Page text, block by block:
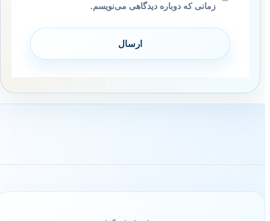
زمانی که دوباره دیدگاهی می‌نویسم.